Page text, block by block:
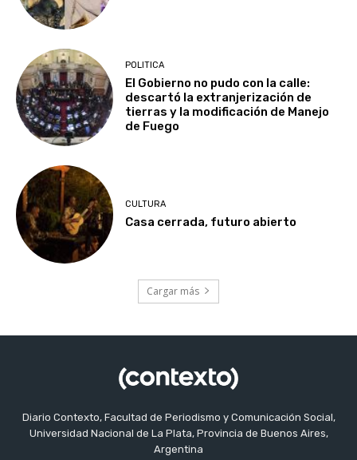
POLITICA
El Gobierno no pudo con la calle:
descartó la extranjerización de
tierras y la modificación de Manejo
de Fuego
CULTURA
Casa cerrada, futuro abierto
Cargar más
Diario Contexto, Facultad de Periodismo y Comunicación Social,
Universidad Nacional de La Plata, Provincia de Buenos Aires,
Argentina